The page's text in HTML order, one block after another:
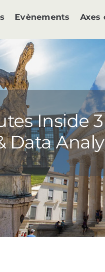
Evènements Axes
Inside
Data